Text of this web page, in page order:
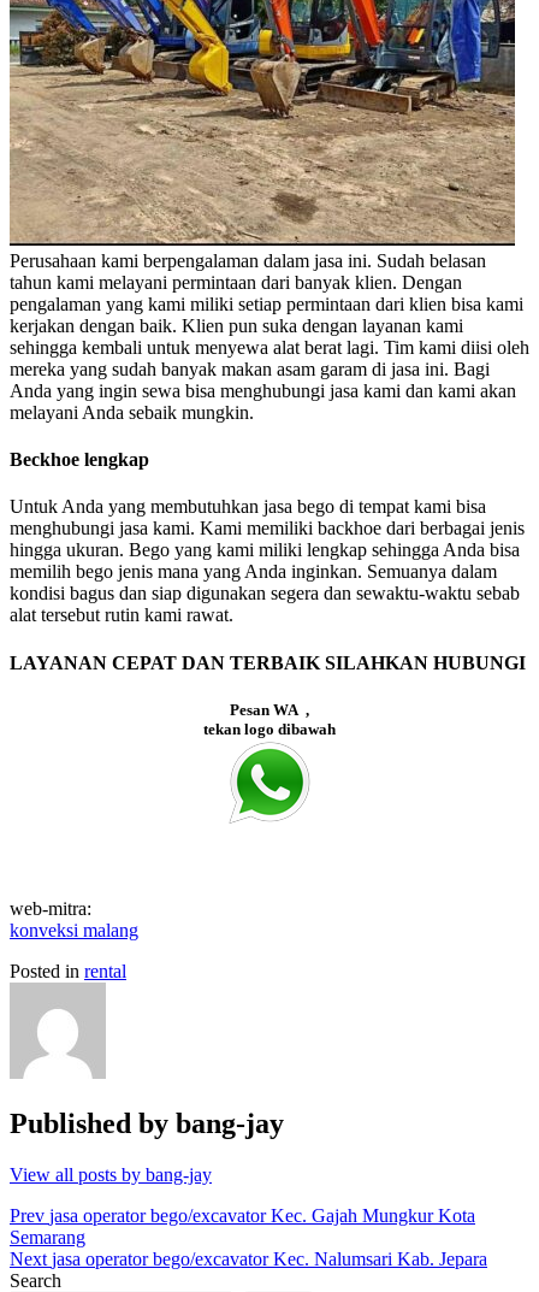
Perusahaan kami berpengalaman dalam jasa ini. Sudah belasan
tahun kami melayani permintaan dari banyak klien. Dengan
pengalaman yang kami miliki setiap permintaan dari klien bisa kami
kerjakan dengan baik. Klien pun suka dengan layanan kami
sehingga kembali untuk menyewa alat berat lagi. Tim kami diisi oleh
mereka yang sudah banyak makan asam garam di jasa ini. Bagi
Anda yang ingin sewa bisa menghubungi jasa kami dan kami akan
melayani Anda sebaik mungkin.
Beckhoe lengkap
Untuk Anda yang membutuhkan jasa bego di tempat kami bisa
menghubungi jasa kami. Kami memiliki backhoe dari berbagai jenis
hingga ukuran. Bego yang kami miliki lengkap sehingga Anda bisa
memilih bego jenis mana yang Anda inginkan. Semuanya dalam
kondisi bagus dan siap digunakan segera dan sewaktu-waktu sebab
alat tersebut rutin kami rawat.
LAYANAN CEPAT DAN TERBAIK SILAHKAN HUBUNGI
Pesan WA ,
tekan logo dibawah
web-mitra:
konveksi malang
Posted in rental
Published by bang-jay
View all posts by bang-jay
Post
navigation
Prev jasa operator bego/excavator Kec. Gajah Mungkur Kota
Semarang
Next jasa operator bego/excavator Kec. Nalumsari Kab. Jepara
Search